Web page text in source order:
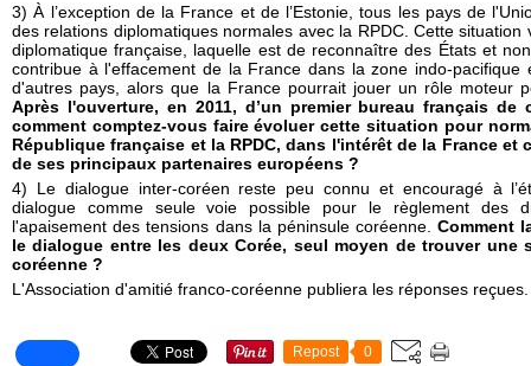
3) À l’exception de la France et de l’Estonie, tous les pays de
des relations diplomatiques normales avec la RPDC. Cette
diplomatique française, laquelle est de reconnaître des États et
contribue à l'effacement de la France dans la zone indo-
d'autres pays, alors que la France pourrait jouer un rôle moteur
Après l'ouverture, en 2011, d’un premier bureau français de
comment comptez-vous faire évoluer cette situation pour
République française et la RPDC, dans l'intérêt de la France et
de ses principaux partenaires européens ?
4) Le dialogue inter-coréen reste peu connu et encouragé à
dialogue comme seule voie possible pour le règlement des
l'apaisement des tensions dans la péninsule coréenne.Comment
le dialogue entre les deux Corée, seul moyen de trouver une
coréenne ?
L'Association d'amitié franco-coréenne publiera les réponses reçues.
Repost 0